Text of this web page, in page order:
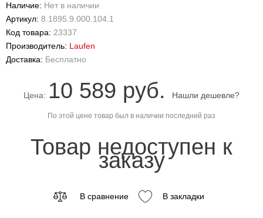
Наличие: Нет в наличии
Артикул: 8.1895.9.000.104.1
Код товара: 23337
Производитель: Laufen
Доставка: Бесплатно
Цена: 10 589 руб. Нашли дешевле?
По этой цене товар был в наличии последний раз
Товар недоступен к
заказу
В сравнение В закладки